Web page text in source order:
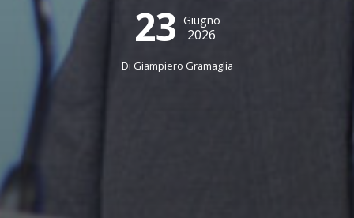
23 Giugno
2026
Di Giampiero Gramaglia